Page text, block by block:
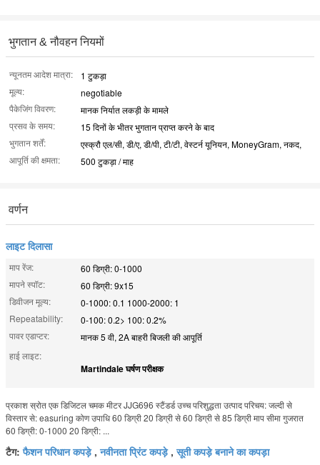
भुगतान & नौवहन नियमों
न्यूनतम आदेश मात्रा:
1 टुकड़ा
मूल्य:
negotiable
पैकेजिंग विवरण:
मानक निर्यात लकड़ी के मामले
प्रसव के समय:
15 दिनों के भीतर भुगतान प्राप्त करने के बाद
भुगतान शर्तें:
एस्क्रौ एल/सी, डी/ए, डी/पी, टी/टी, वेस्टर्न यूनियन, MoneyGram, नकद,
आपूर्ति की क्षमता:
500 टुकड़ा / माह
वर्णन
लाइट दिलासा
माप रेंज:
60 डिग्री: 0-1000
मापने स्पॉट:
60 डिग्री: 9x15
डिवीजन मूल्य:
0-1000: 0.1 1000-2000: 1
Repeatability:
0-100: 0.2> 100: 0.2%
पावर एडाप्टर:
मानक 5 वी, 2A बाहरी बिजली की आपूर्ति
हाई लाइट:
Martindale घर्षण परीक्षक
प्रकाश स्रोत एक डिजिटल चमक मीटर JJG696 स्टैंडर्ड उच्च परिशुद्धता उत्पाद परिचय: जल्दी से
विस्तार से: easuring कोण उपाधि 60 डिग्री 20 डिग्री से 60 डिग्री से 85 डिग्री माप सीमा गुजरात
60 डिग्री: 0-1000 20 डिग्री: ...
टैग:फैशन परिधान कपड़े,नवीनता प्रिंट कपड़े,सूती कपड़े बनाने का कपड़ा